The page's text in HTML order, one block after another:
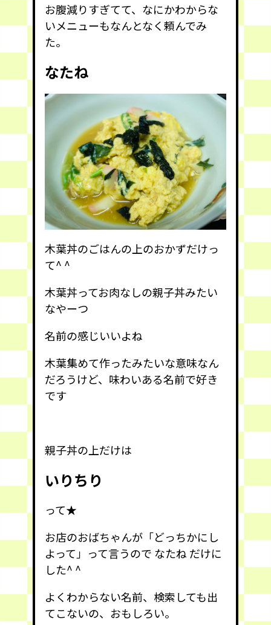
お腹減りすぎてて、なにかわからな
いメニューもなんとなく頼んでみ
た。
なたね
木葉丼のごはんの上のおかずだけっ
て^ ^
木葉丼ってお肉なしの親子丼みたい
なやーつ
名前の感じいいよね
木葉集めて作ったみたいな意味なん
だろうけど、味わいある名前で好き
です
親子丼の上だけは
いりちり
って★
お店のおばちゃんが「どっちかにし
よって」って言うので なたね だけに
した^ ^
よくわからない名前、検索しても出
てこないの、おもしろい。